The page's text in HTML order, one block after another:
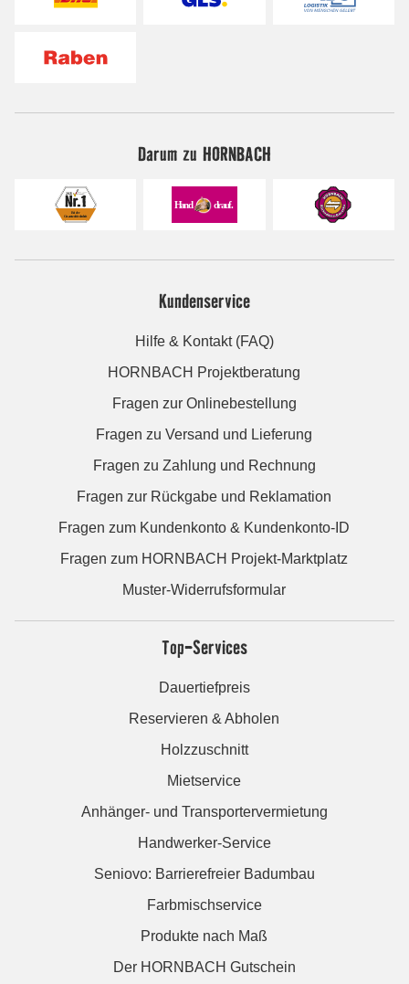
Darum zu HORNBACH
Kundenservice
Hilfe & Kontakt (FAQ)
HORNBACH Projektberatung
Fragen zur Onlinebestellung
Fragen zu Versand und Lieferung
Fragen zu Zahlung und Rechnung
Fragen zur Rückgabe und Reklamation
Fragen zum Kundenkonto & Kundenkonto-ID
Fragen zum HORNBACH Projekt-Marktplatz
Muster-Widerrufsformular
Top-Services
Dauertiefpreis
Reservieren & Abholen
Holzzuschnitt
Mietservice
Anhänger- und Transportervermietung
Handwerker-Service
Seniovo: Barrierefreier Badumbau
Farbmischservice
Produkte nach Maß
Der HORNBACH Gutschein